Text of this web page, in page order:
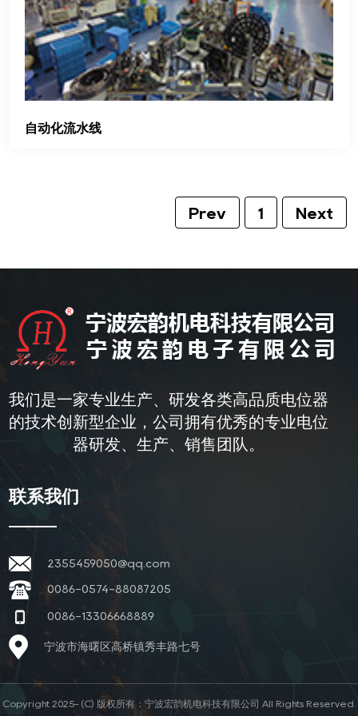
自动化流水线
Prev 1 Next
我们是一家专业生产、研发各类高品质电位器
的技术创新型企业，公司拥有优秀的专业电位
器研发、生产、销售团队。
联系我们
2355459050@qq.com
0086-0574-88087205
0086-13306668889
宁波市海曙区高桥镇秀丰路七号
Copyright 2025- (C) 版权所有：宁波宏韵机电科技有限公司 All Rights Reserved.